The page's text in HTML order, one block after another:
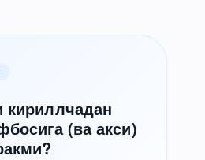
кириллчадан
(ва акси)